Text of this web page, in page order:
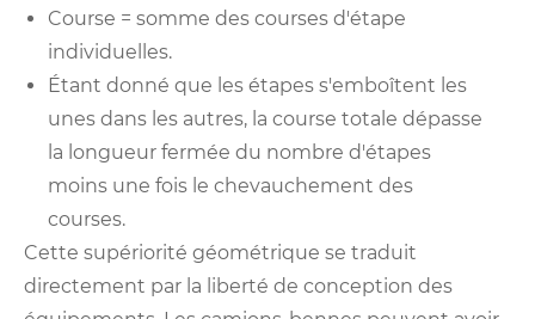
Course = somme des courses d'étape
individuelles.
Étant donné que les étapes s'emboîtent les
unes dans les autres, la course totale dépasse
la longueur fermée du nombre d'étapes
moins une fois le chevauchement des
courses.
Cette supériorité géométrique se traduit
directement par la liberté de conception des